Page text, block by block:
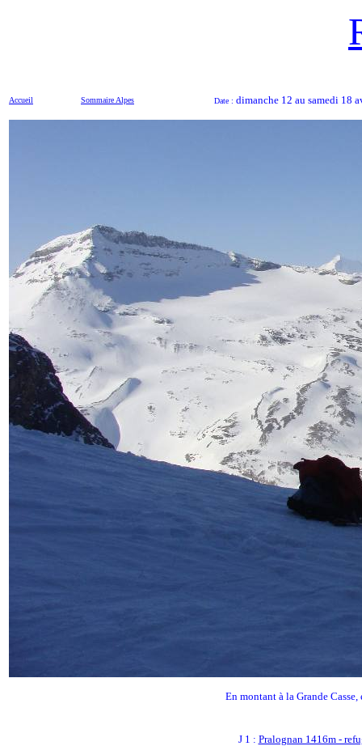
Accueil Sommaire Alpes Date : dimanche 12 au samedi 18
En montant à la Grande
J 1 : Pralognan 1416m -